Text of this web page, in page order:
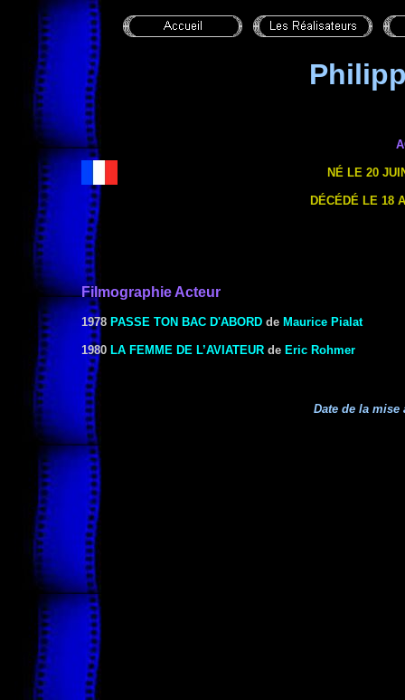
NÉ LE 20
DÉCÉDÉ LE 18
Filmographie Acteur
1978 PASSE TON BAC D'ABORD de Maurice Pialat
1980 LA FEMME DE L’AVIATEUR de Eric Rohmer
Date de la